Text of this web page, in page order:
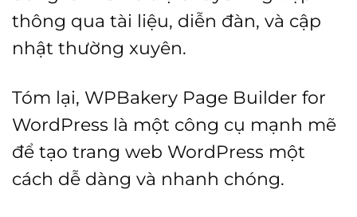
thông qua tài liệu, diễn đàn, và cập
nhật thường xuyên.
Tóm lại, WPBakery Page Builder for
WordPress là một công cụ mạnh mẽ
để tạo trang web WordPress một
cách dễ dàng và nhanh chóng.